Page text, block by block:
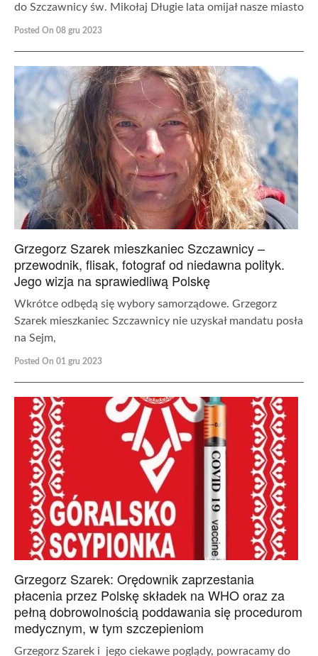
do Szczawnicy św. Mikołaj Długie lata omijał nasze miasto
Posted On 08 gru 2023
Grzegorz Szarek mieszkaniec Szczawnicy –
przewodnik, flisak, fotograf od niedawna polityk.
Jego wizja na sprawiedliwą Polskę
Wkrótce odbędą się wybory samorządowe. Grzegorz
Szarek mieszkaniec Szczawnicy nie uzyskał mandatu posła
na Sejm,
Posted On 01 gru 2023
Grzegorz Szarek: Orędownik zaprzestania
płacenia przez Polskę składek na WHO oraz za
pełną dobrowolnością poddawania się procedurom
medycznym, w tym szczepieniom
Grzegorz Szarek i jego ciekawe poglądy, powracamy do